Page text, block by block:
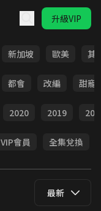
升級VIP
新加坡 歐美 其
都會 改編 甜寵
2020 2019
VIP會員 全集兌換
最新